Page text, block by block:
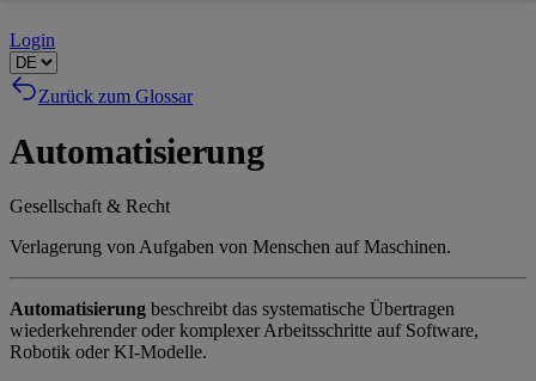
Login
Zurück zum Glossar
Automatisierung
Gesellschaft & Recht
Verlagerung von Aufgaben von Menschen auf Maschinen.
Automatisierung beschreibt das systematische Übertragen
wiederkehrender oder komplexer Arbeitsschritte auf Software,
Robotik oder KI-Modelle.